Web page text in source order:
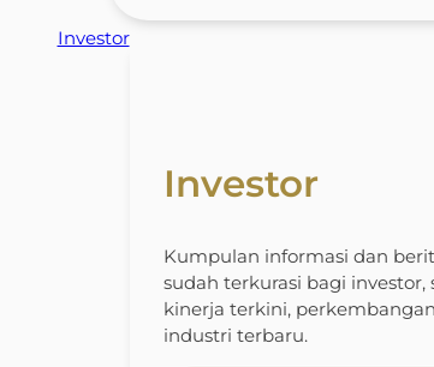
Investor
Investor
Kumpulan informasi dan
sudah terkurasi bagi investor,
kinerja terkini,
industri terbaru.